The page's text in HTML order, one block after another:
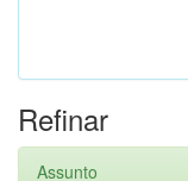
Refinar
Assunto